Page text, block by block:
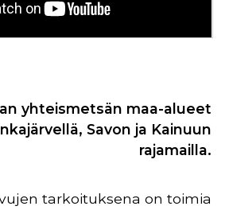
yhteismetsän maa-alueet
Savon ja Kainuun
rajamailla.
tarkoituksena on toimia